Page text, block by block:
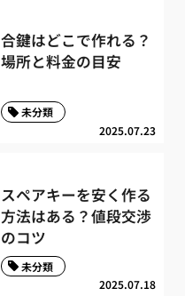
合鍵はどこで作れる？
場所と料金の目安
2025.07.23
未分類
スペアキーを安く作る
方法はある？値段交渉
のコツ
2025.07.18
未分類